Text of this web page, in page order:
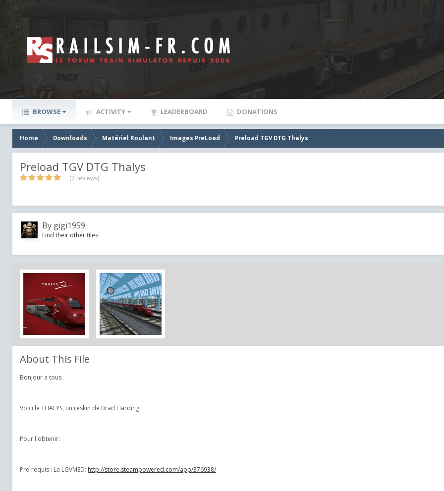
BROWSE ACTIVITY LEADERBOARD DONATIONS
Home Downloads Matériel Roulant Images PreLoad Preload TGV DTG Thalys
Preload TGV DTG Thalys
(2 reviews)
By gigi1959
Find their other files
About This File
Bonjour a tous.
Voici le THALYS, un reskin de Brad Harding.
Pour l'obtenir:
Pre-requis : La LGVMED: http://store.steampowered.com/app/376938/